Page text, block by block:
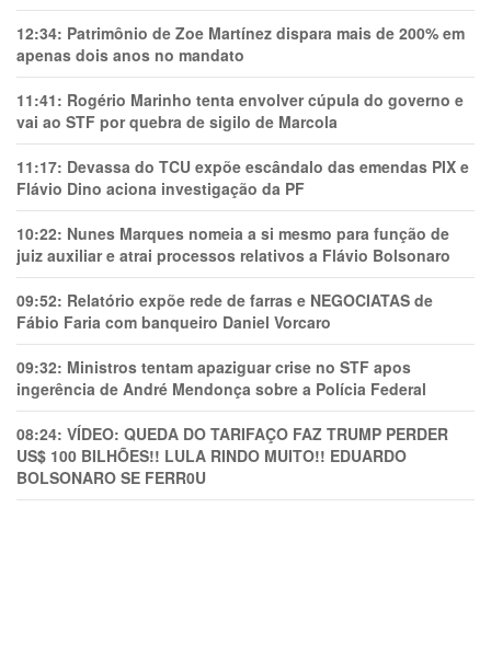
12:34: Patrimônio de Zoe Martínez dispara mais de 200% em
apenas dois anos no mandato
11:41: Rogério Marinho tenta envolver cúpula do governo e
vai ao STF por quebra de sigilo de Marcola
11:17: Devassa do TCU expõe escândalo das emendas PIX e
Flávio Dino aciona investigação da PF
10:22: Nunes Marques nomeia a si mesmo para função de
juiz auxiliar e atrai processos relativos a Flávio Bolsonaro
09:52: Relatório expõe rede de farras e NEGOCIATAS de
Fábio Faria com banqueiro Daniel Vorcaro
09:32: Ministros tentam apaziguar crise no STF apos
ingerência de André Mendonça sobre a Polícia Federal
08:24: VÍDEO: QUEDA DO TARIFAÇO FAZ TRUMP PERDER
US$ 100 BILHÕES!! LULA RINDO MUITO!! EDUARDO
BOLSONARO SE FERR0U